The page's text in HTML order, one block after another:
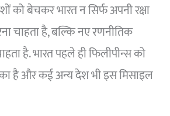
को बेचकर भारत न सिर्फ अपनी रक्षा
चाहता है, बल्कि नए रणनीतिक
है. भारत पहले ही फिलीपीन्स को
है और कई अन्य देश भी इस मिसाइल